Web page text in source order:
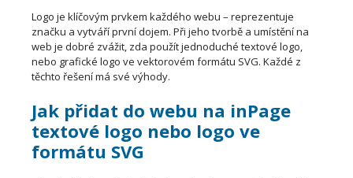
Logo je klíčovým prvkem každého webu – reprezentuje
značku a vytváří první dojem. Při jeho tvorbě a umístění na
web je dobré zvážit, zda použít jednoduché textové logo,
nebo grafické logo ve vektorovém formátu SVG. Každé z
těchto řešení má své výhody.
Jak přidat do webu na inPage
textové logo nebo logo ve
formátu SVG